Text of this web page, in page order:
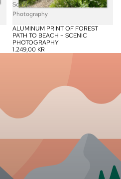
Scenic
Photography
ALUMINUM PRINT OF FOREST
PATH TO BEACH – SCENIC
PHOTOGRAPHY
1.249,00 KR